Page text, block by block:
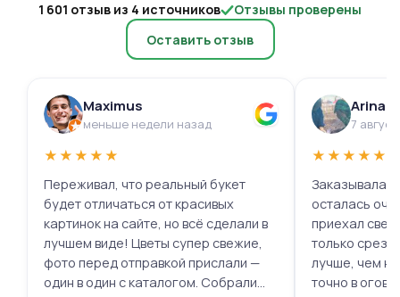
1 601 отзыв из 4 источников
Отзывы проверены
Оставить отзыв
Maximus
меньше недели назад
★★★★★
Переживал, что реальный букет
будет отличаться от красивых
картинок на сайте, но всё сделали в
лучшем виде! Цветы супер свежие,
фото перед отправкой прислали —
один в один с каталогом. Собрали
Arina
7
★★★★★
Заказывала
осталась очень
приехал
только
лучше, чем
точно в